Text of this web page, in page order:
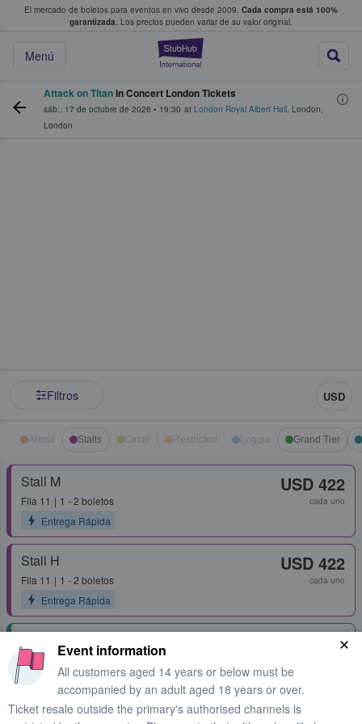
El mercado de boletos para eventos en vivo desde 2009. Cada compra está 100%
garantizada. Los precios pueden variar de su valor original.
StubHub: donde
Menú
fans compran y venden boletos
Attack on Titan in Concert London Tickets
sáb., 17 de octubre de 2026 • 19:30 at London Royal Albert Hall, London,
London
Filtros USD
Arena Stalls Circle Restricted Loggia Grand Tier
Stall M
Fila 11
1 - 2 boletos
Entrega Rápida
USD 422
cada uno
Stall H
Fila 11
1 - 2 boletos
Entrega Rápida
USD 422
cada uno
Fila 1
1 - 4 boletos
Entrega Rápida
USD 455
Grand Tier Box 32
Event information
All customers aged 14 years or below must be
accompanied by an adult aged 18 years or over.
Ticket resale outside the primary's authorised channels is